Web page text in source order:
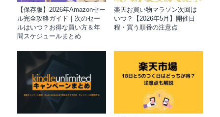
【保存版】2026年Amazonセー
ル完全攻略ガイド｜次のセー
ルはいつ？お得な買い方＆年
間スケジュールまとめ
楽天お買い物マラソン次回は
いつ？【2026年5月】開催日
程・買う順番の注意点